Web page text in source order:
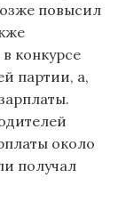
повысил
конкурсе
партии, а,
около
получал